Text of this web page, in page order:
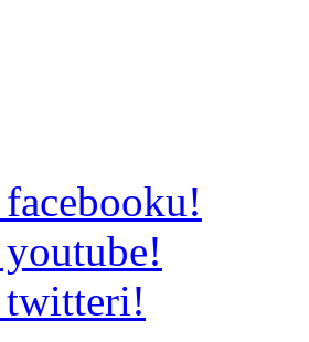
twitteri!